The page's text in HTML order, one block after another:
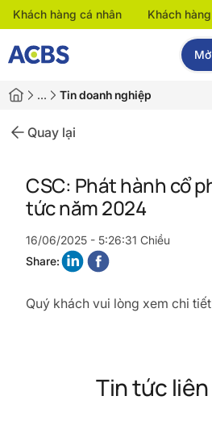
Khách hàng cá nhân Khách
… Tin doanh nghiệp
Quay lại
CSC: Phát hành cổ
tức năm 2024
16/06/2025 - 5:26:31 Chiều
Share:
Quý khách vui lòng xem chi tiết
Tin tức